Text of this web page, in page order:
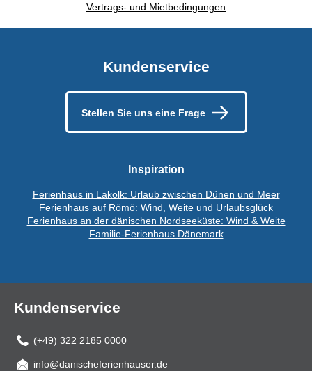
Vertrags- und Mietbedingungen
Kundenservice
Stellen Sie uns eine Frage
Inspiration
Ferienhaus in Lakolk: Urlaub zwischen Dünen und Meer
Ferienhaus auf Römö: Wind, Weite und Urlaubsglück
Ferienhaus an der dänischen Nordseeküste: Wind & Weite
Familie-Ferienhaus Dänemark
Kundenservice
(+49) 322 2185 0000
info@danischeferienhauser.de